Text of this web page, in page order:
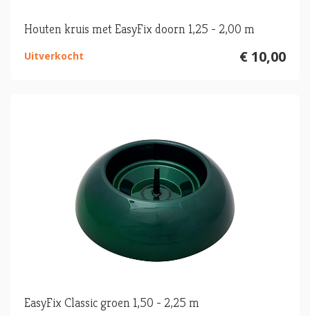
Houten kruis met EasyFix doorn 1,25 - 2,00 m
€ 10,00
Uitverkocht
EasyFix Classic groen 1,50 - 2,25 m